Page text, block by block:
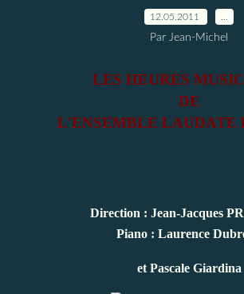
12.05.2011
Par Jean-Michel
LES HEURES
DE
L'ENSEMBLE LAUDATE
Direction : Jean-Jacques
Piano : Laurence
et Pascale Giardina